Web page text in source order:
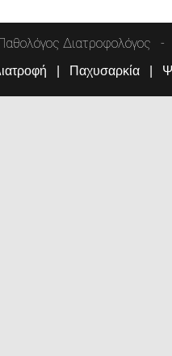
Διατροφολόγος
Παχυσαρκία